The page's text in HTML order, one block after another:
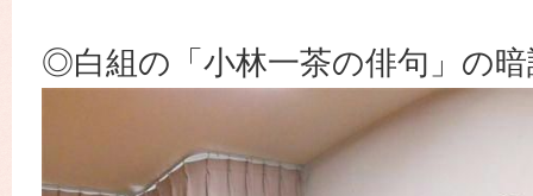
◎白組の「小林一茶の俳句」の